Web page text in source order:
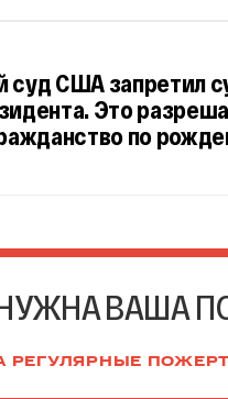
суд США запретил
Это
по
ВАША
РЕГУЛЯРНЫЕ